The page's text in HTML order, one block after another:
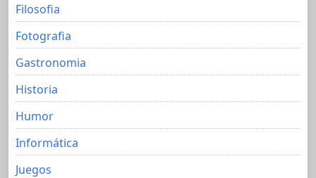
Filosofia
Fotografia
Gastronomia
Historia
Humor
Informática
Juegos